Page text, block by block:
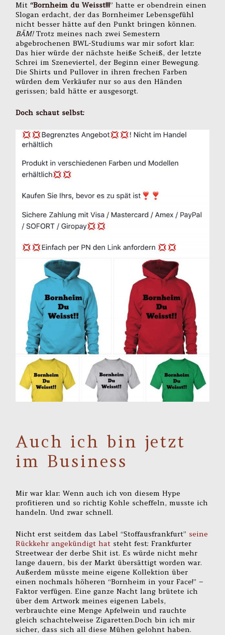
Mit“Bornheim du Weisst!!!” hatte er obendrein einen
Slogan erdacht, der das Bornheimer Lebensgefühl
nicht besser hätte auf den Punkt bringen können.
BÄM!Trotz meines nach zwei Semestern
abgebrochenen BWL-Studiums war mir sofort klar:
Das hier würde der nächste heiße Scheiß, der letzte
Schrei im Szeneviertel, der Beginn einer Bewegung.
Die Shirts und Pullover in ihren frechen Farben
würden dem Verkäufer nur so aus den Händen
gerissen; bald hätte er ausgesorgt.
Doch schaut selbst:
Auch ich bin jetzt
im Business
Mir war klar: Wenn auch ich von diesem Hype
profitieren und so richtig Kohle scheffeln, musste ich
handeln. Und zwar schnell.
Nicht erst seitdem das Label “Stoffausfrankfurt” seine
Rückkehr angekündigt hat steht fest: Frankfurter
Streetwear der derbe Shit ist. Es würde nicht mehr
lange dauern, bis der Markt übersättigt worden war.
Außerdem müsste meine eigene Kollektion über
einen nochmals höheren “Bornheim in your Face!” –
Faktor verfügen. Eine ganze Nacht lang brütete ich
über dem Artwork meines eigenen Labels,
verbrauchte eine Menge Apfelwein und rauchte
gleich schachtelweise Zigaretten.Doch bin ich mir
sicher, dass sich all diese Mühen gelohnt haben.